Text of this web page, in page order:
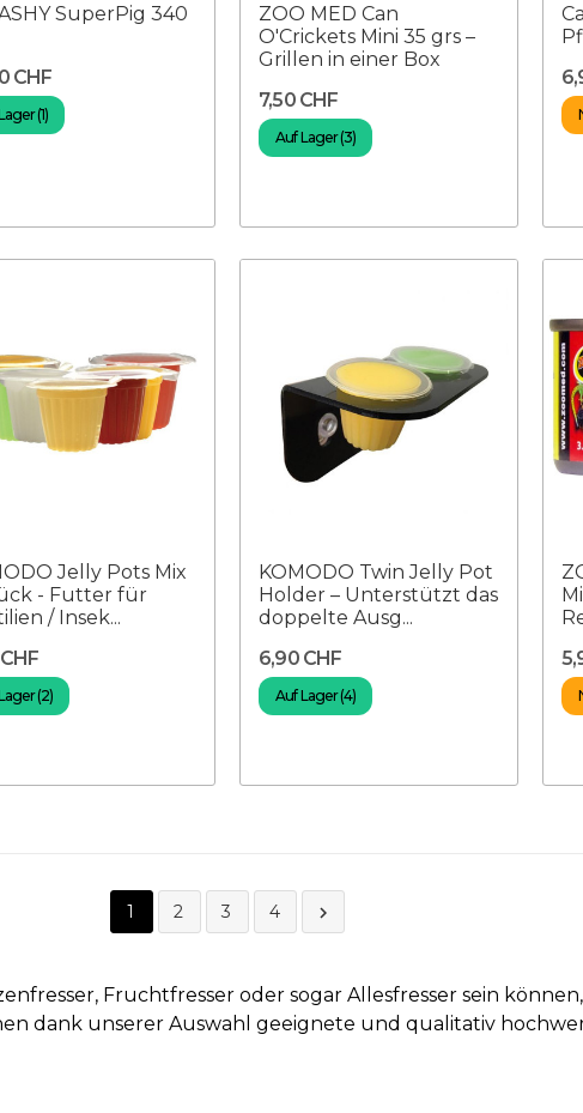
SuperPig 340
CHF
(1)
ZOO MED Can
O'Crickets Mini 35 grs –
Grillen in einer Box
7,50 CHF
Auf Lager (3)
Jelly Pots Mix
- Futter für
/ Insek...
(2)
KOMODO Twin Jelly Pot
Holder – Unterstützt das
doppelte Ausg...
6,90 CHF
Auf Lager (4)
1 2 3 4 
Fruchtfresser oder sogar Allesfresser sein
dank unserer Auswahl geeignete und qualitativ